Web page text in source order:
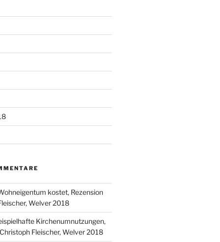
kostet, Rezension
Welver 2018
Kirchenumnutzungen,
Fleischer, Welver 2018